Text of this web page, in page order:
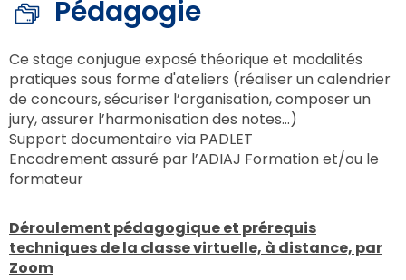
Pédagogie
Ce stage conjugue exposé théorique et modalités
pratiques sous forme d'ateliers (réaliser un calendrier
de concours, sécuriser l’organisation, composer un
jury, assurer l’harmonisation des notes…)
Support documentaire via PADLET
Encadrement assuré par l’ADIAJ Formation et/ou le
formateur
Déroulement pédagogique et prérequis
techniques de la classe virtuelle, à distance, par
Zoom